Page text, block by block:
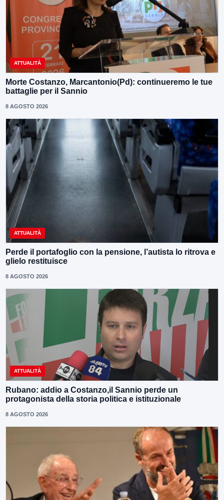
ATTUALITÀ
Morte Costanzo, Marcantonio(Pd): continueremo le tue
battaglie per il Sannio
8 AGOSTO 2026
ATTUALITÀ
Perde il portafoglio con la pensione, l’autista lo ritrova e
glielo restituisce
8 AGOSTO 2026
ATTUALITÀ
Rubano: addio a Costanzo,il Sannio perde un
protagonista della storia politica e istituzionale
8 AGOSTO 2026